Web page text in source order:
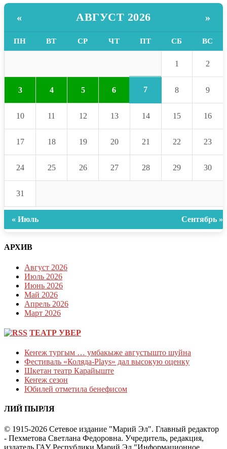
« АВГУСТ 2026 »
ПН ВТ СР ЧТ ПТ СБ ВС
1 2
3 4 5 6 7 8 9
10 11 12 13 14 15 16
17 18 19 20 21 22 23
24 25 26 27 28 29 30
31
« Июль Сентябрь »
АРХИВ
Август 2026
Июль 2026
Июнь 2026
Май 2026
Апрель 2026
Март 2026
ТЕАТР УВЕР
Кеҥеж тургым … умбакыже августышто шуйна
Фестиваль «Коляда-Plays» дал высокую оценку
Шкетан театр Карайыште
Кеҥеж сезон
Юбилей отметила бенефисом
ЛИЙ ПЫРЛЯ
© 1915-2026 Сетевое издание "Марий Эл". Главный редактор
- Пехметова Светлана Федоровна. Учредитель, редакция,
издатель ГАУ Республики Марий Эл "Информационное